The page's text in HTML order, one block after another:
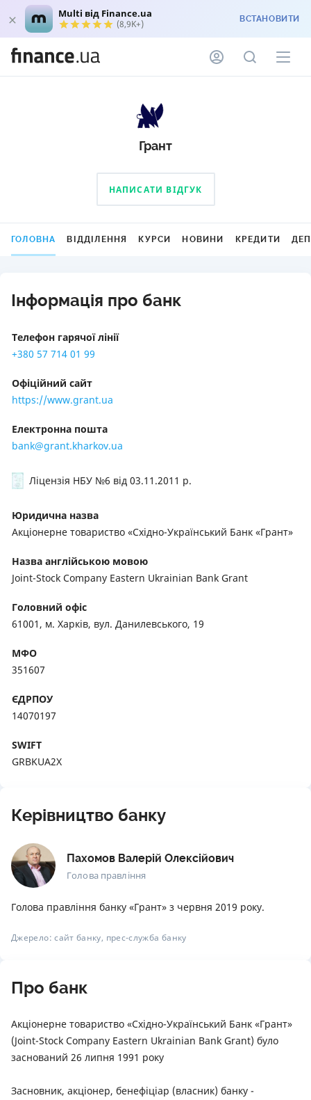
Multi від Finance.ua
(8,9K+) ВСТАНОВИТИ
Грант
НАПИСАТИ ВІДГУК
ГОЛОВНА ВІДДІЛЕННЯ КУРСИ НОВИНИ КРЕДИТИ
Інформація про банк
Телефон гарячої лінії
+380 57 714 01 99
Офіційний сайт
https://www.grant.ua
Електронна пошта
bank@grant.kharkov.ua
Ліцензія НБУ №6 від 03.11.2011 р.
Юридична назва
Акціонерне товариство «Східно-Український Банк «Грант»
Назва англійською мовою
Joint-Stock Company Eastern Ukrainian Bank Grant
Головний офіс
61001, м. Харків, вул. Данилевського, 19
МФО
351607
ЄДРПОУ
14070197
SWIFT
GRBKUA2X
Керівництво банку
Пахомов Валерій Олексійович
Голова правління
Голова правління банку «Грант» з червня 2019 року.
Джерело: сайт банку, прес-служба банку
Про банк
Акціонерне товариство «Східно-Український Банк «Грант»
(Joint-Stock Company Eastern Ukrainian Bank Grant) було
заснований 26 липня 1991 року
Засновник, акціонер, бенефіціар (власник) банку -